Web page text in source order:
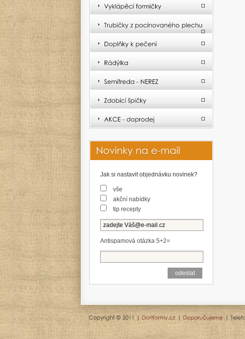
Jak si nastavit objednávku novinek?
vše
akční nabídky
tip recepty
Antispamová otázka 5+2=